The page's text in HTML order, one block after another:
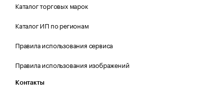
Каталог торговых марок
Каталог ИП по регионам
Правила использования сервиса
Правила использования изображений
Контакты